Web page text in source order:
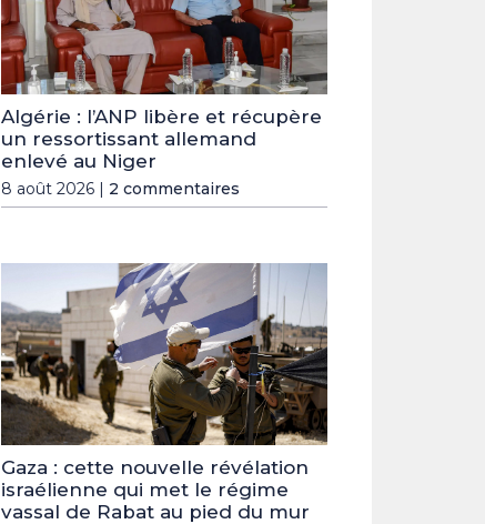
Algérie : l’ANP libère et récupère
un ressortissant allemand
enlevé au Niger
8 août 2026 | 2 commentaires
Gaza : cette nouvelle révélation
israélienne qui met le régime
vassal de Rabat au pied du mur